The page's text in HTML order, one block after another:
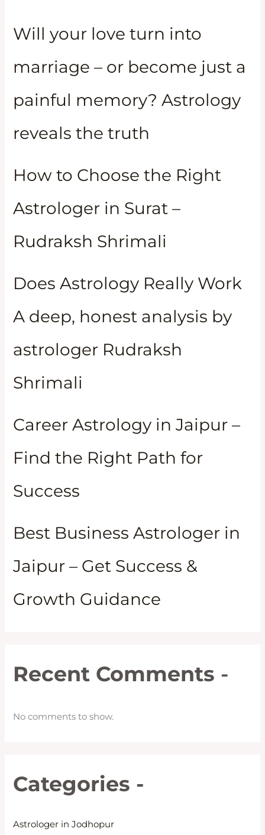
Will your love turn into
marriage – or become just a
painful memory? Astrology
reveals the truth
How to Choose the Right
Astrologer in Surat –
Rudraksh Shrimali
Does Astrology Really Work
A deep, honest analysis by
astrologer Rudraksh
Shrimali
Career Astrology in Jaipur –
Find the Right Path for
Success
Best Business Astrologer in
Jaipur – Get Success &
Growth Guidance
Recent Comments -
No comments to show.
Categories -
Astrologer in Jodhopur